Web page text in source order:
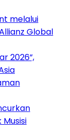
melalui
Global
2026”,